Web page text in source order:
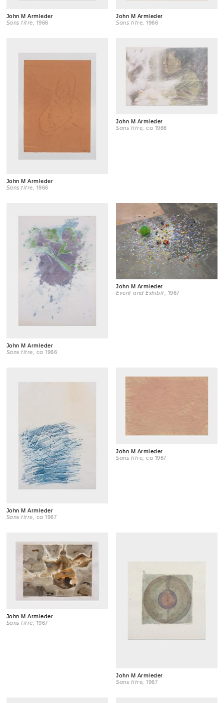
John M Armleder
Sans titre , 1966
John M Armleder
Sans titre , 1966
John M Armleder
Sans titre , 1966
John M Armleder
Sans titre, ca 1966
John M Armleder
Sans titre , ca 1966
John M Armleder
Event and Exhibit , 1967
John M Armleder
Sans titre , ca 1967
John M Armleder
Sans titre , ca 1967
John M Armleder
Sans titre , 1967
John M Armleder
Sans titre , 1967